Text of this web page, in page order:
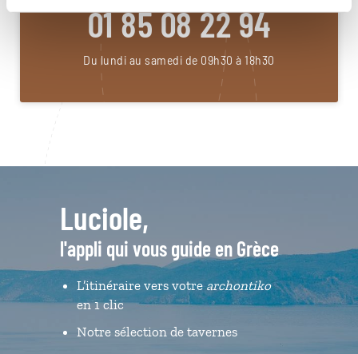
01 85 08 22 94
Du lundi au samedi de 09h30 à 18h30
Luciole,
l'appli qui vous guide en Grèce
L’itinéraire vers votre archontiko
en 1 clic
Notre sélection de tavernes